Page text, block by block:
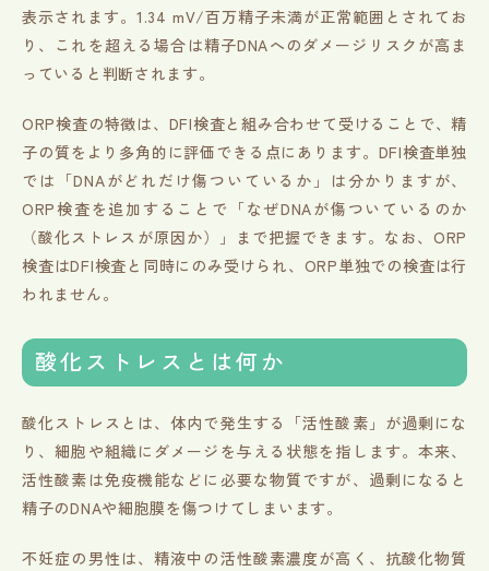
表示されます。1.34 mV/百万精子未満が正常範囲とされてお
り、これを超える場合は精子DNAへのダメージリスクが高ま
っていると判断されます。
ORP検査の特徴は、DFI検査と組み合わせて受けることで、精
子の質をより多角的に評価できる点にあります。DFI検査単独
では「DNAがどれだけ傷ついているか」は分かりますが、
ORP検査を追加することで「なぜDNAが傷ついているのか
（酸化ストレスが原因か）」まで把握できます。なお、ORP
検査はDFI検査と同時にのみ受けられ、ORP単独での検査は行
われません。
酸化ストレスとは何か
酸化ストレスとは、体内で発生する「活性酸素」が過剰にな
り、細胞や組織にダメージを与える状態を指します。本来、
活性酸素は免疫機能などに必要な物質ですが、過剰になると
精子のDNAや細胞膜を傷つけてしまいます。
不妊症の男性は、精液中の活性酸素濃度が高く、抗酸化物質